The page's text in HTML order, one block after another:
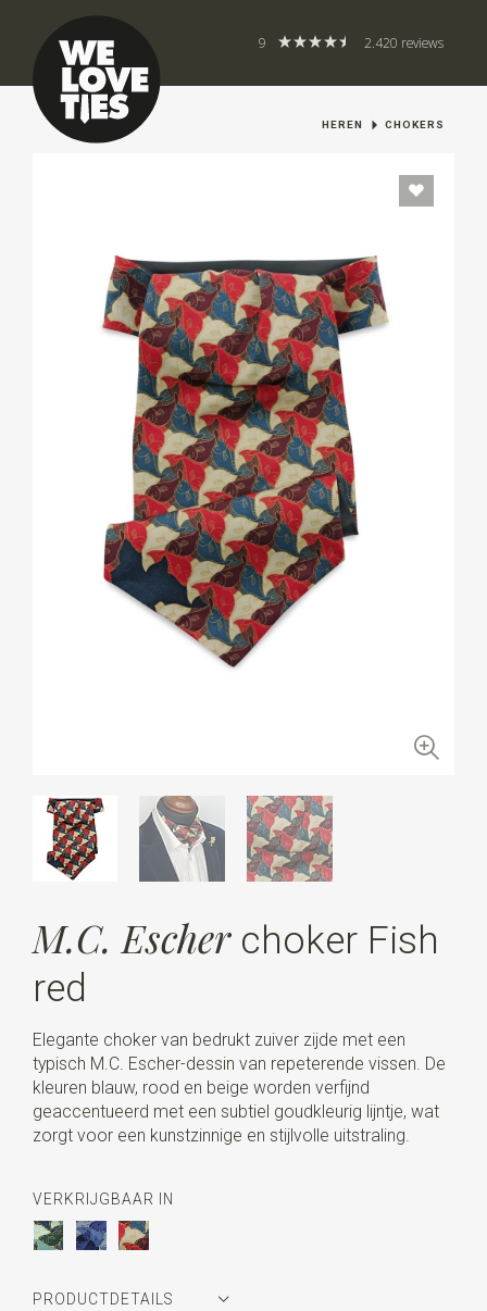
9 2.420 reviews
HEREN CHOKERS
M.C. Escher choker Fish
red
Elegante choker van bedrukt zuiver zijde met een
typisch M.C. Escher-dessin van repeterende vissen. De
kleuren blauw, rood en beige worden verfijnd
geaccentueerd met een subtiel goudkleurig lijntje, wat
zorgt voor een kunstzinnige en stijlvolle uitstraling.
VERKRIJGBAAR IN
PRODUCTDETAILS